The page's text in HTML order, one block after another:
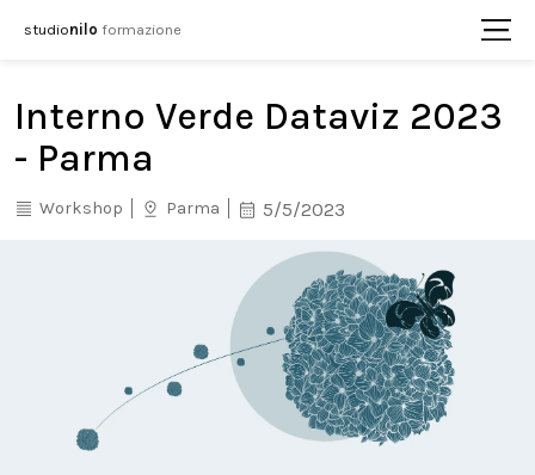
studionilo formazione
Interno Verde Dataviz 2023
- Parma
Workshop Parma 5/5/2023